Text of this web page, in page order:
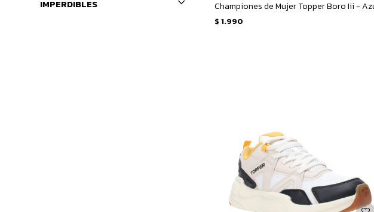
$ 1.990
IMPERDIBLES